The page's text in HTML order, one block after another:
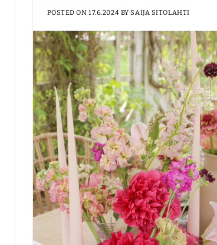
POSTED ON17.6.2024 BYSAIJA SITOLAHTI